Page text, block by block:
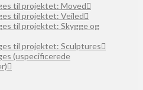
til projektet: Moved
til projektet: Veiled
til projektet: Skygge og
til projektet: Sculptures
(uspecificerede